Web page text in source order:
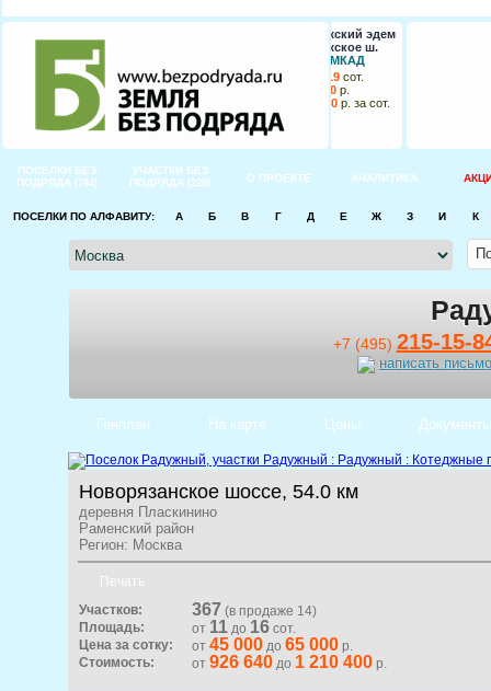
Новорижский эдем
Новорижское ш.
74 км от МКАД
от 10
сот.
р.
р. за сот.
ПОСЕЛКИ БЕЗ
ПОДРЯДА (784)
УЧАСТКИ БЕЗ
ПОДРЯДА (220) О ПРОЕКТЕ АНАЛИТИКА
ПОСЕЛКИ ПО АЛФАВИТУ: А Б В Г Д Е Ж З И К
+7 (495) 215-15-
написать письмо
Генплан На карте Цены Документы
Новорязанское шоссе, 54.0 км
деревня Пласкинино
Раменский район
Регион: Москва
Печать
Участков:
367 (в продаже 14)
Площадь:
от 11 до 16 сот.
Цена за сотку:
от 45 000 до 65 000 р.
Стоимость:
от 926 640 до 1 210 400 р.